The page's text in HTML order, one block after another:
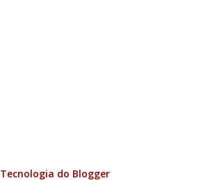
Tecnologia do Blogger